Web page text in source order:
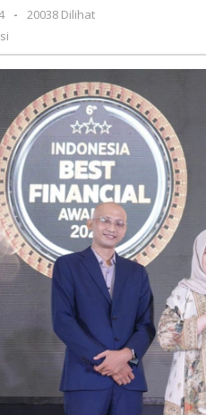
oleh
-
20038 Dilihat